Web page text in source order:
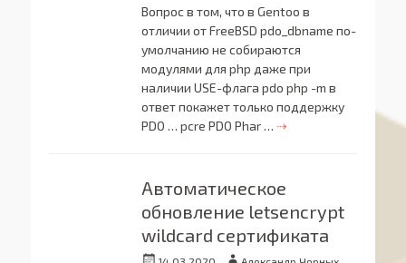
Вопрос в том, что в Gentoo в
отличии от FreeBSD pdo_dbname по-
умолчанию не собираются
модулями для php даже при
наличии USE-флага pdo php -m в
ответ покажет только поддержку
PDO … pcre PDO Phar … ⇢
Автоматическое
обновление letsencrypt
wildcard сертификата
Опубликовано Автор